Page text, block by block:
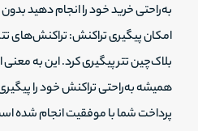
به‌راحتی خرید خود را انجام دهید
امکان پیگیری تراکنش: تراکنش‌های
بلاک‌چین تتر پیگیری کرد. این به
همیشه به‌راحتی تراکنش خود را
پرداخت شما با موفقیت انجام شده